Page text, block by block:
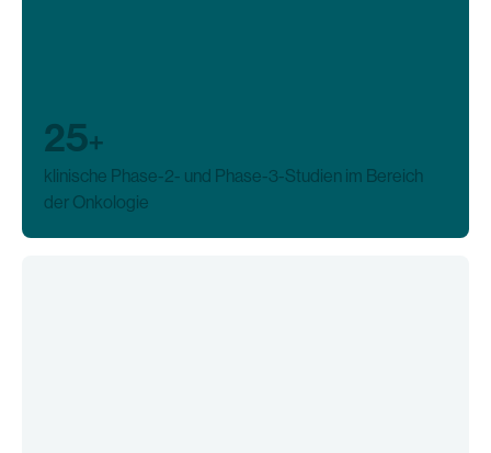
25+
klinische Phase-2- und Phase-3-Studien im Bereich
der Onkologie